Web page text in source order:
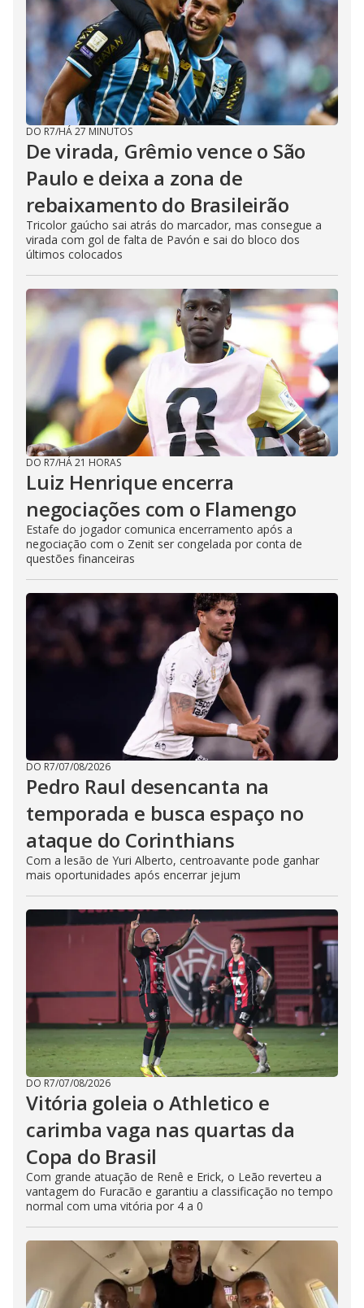
DO R7/HÁ 27 MINUTOS
De virada, Grêmio vence o São
Paulo e deixa a zona de
rebaixamento do Brasileirão
Tricolor gaúcho sai atrás do marcador, mas consegue a
virada com gol de falta de Pavón e sai do bloco dos
últimos colocados
DO R7/HÁ 21 HORAS
Luiz Henrique encerra
negociações com o Flamengo
Estafe do jogador comunica encerramento após a
negociação com o Zenit ser congelada por conta de
questões financeiras
DO R7/07/08/2026
Pedro Raul desencanta na
temporada e busca espaço no
ataque do Corinthians
Com a lesão de Yuri Alberto, centroavante pode ganhar
mais oportunidades após encerrar jejum
DO R7/07/08/2026
Vitória goleia o Athletico e
carimba vaga nas quartas da
Copa do Brasil
Com grande atuação de Renê e Erick, o Leão reverteu a
vantagem do Furacão e garantiu a classificação no tempo
normal com uma vitória por 4 a 0